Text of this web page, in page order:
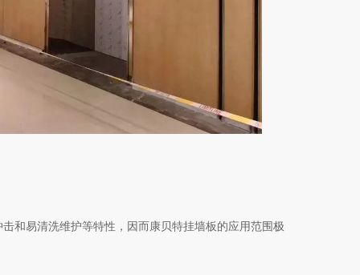
和易清洗维护等特性，因而康贝特挂墙板的应用范围极